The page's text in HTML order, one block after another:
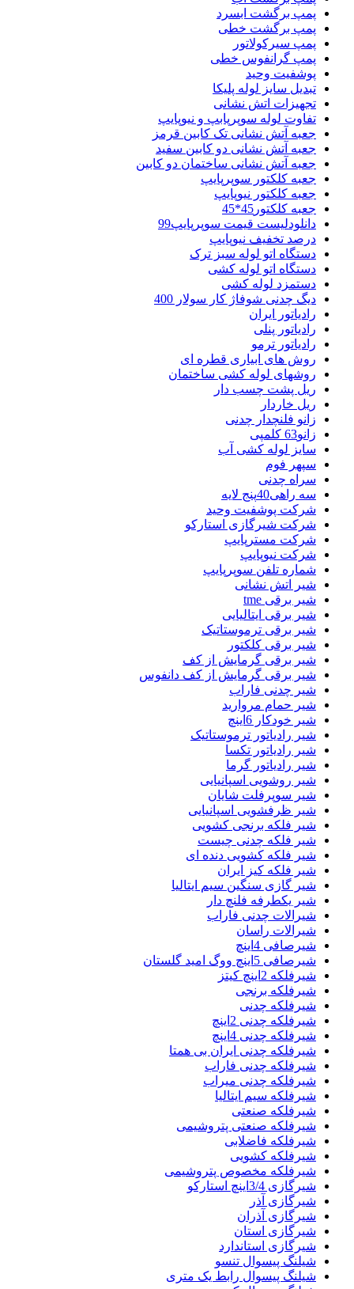
پمپ برگشت ابسرد
پمپ برگشت خطی
پمپ سیرکولاتور
پمپ گرانفوس خطی
پوشفیت وحید
تبدیل سایز لوله پلیکا
تجهیزات اتش نشانی
تفاوت لوله سوپرپابپ و نیوپایپ
جعبه آتش نشانی تک کابین قرمز
جعبه آتش نشانی دو کابین سفید
جعبه آتش نشانی ساختمان دو کابین
جعبه کلکتور سوپرپایپ
جعبه کلکتور نیوپایپ
جعبه کلکتور45*45
دانلودلیست قیمت سوپرپایپ99
درصد تخفیف نیوپایپ
دستگاه اتو لوله سبز ترک
دستگاه اتو لوله کشی
دستمزد لوله کشی
دیگ چدنی شوفاژ کار سولار 400
رادیاتور ایران
رادیاتور پنلی
رادیاتور ترمو
روش های ابیاری قطره ای
روشهای لوله کشی ساختمان
ریل پشت چسب دار
ریل خاردار
زانو فلنچدار چدنی
زانو63 کلمپی
سایز لوله کشی آب
سپهر فوم
سراه چدنی
سه راهی40پنج لایه
شرکت پوشفیت وحید
شرکت شیرگازی استارکو
شرکت مسترپایپ
شرکت نیوپایپ
شماره تلفن سوپرپایپ
شیر اتش نشانی
شیر برقی tme
شیر برقی ایتالیایی
شیر برقی ترموستاتیک
شیر برقی کلکتور
شیر برقی گرمایش از کف
شیر برقی گرمایش از کف دانفوس
شیر چدنی فاراب
شیر حمام مروارید
شیر خودکار 6اینچ
شیر رادیاتور ترموستاتیک
شیر رادیاتور تکسا
شیر رادیاتور گرما
شیر روشویی اسپانیایی
شیر سوپرفلت شایان
شیر ظرفشویی اسپانیایی
شیر فلکه برنجی کشویی
شیر فلکه چدنی چیست
شیر فلکه کشویی دنده ای
شیر فلکه کیز ایران
شیر گازی سنگین سیم ایتالیا
شیر یکطرفه فلنچ دار
شیرالات چدنی فاراب
شیرالات راسان
شیرصافی 4اینچ
شیرصافی 5اینچ ووگ امید گلستان
شیرفلکه 2اینچ کیتز
شیرفلکه برنجی
شیرفلکه چدنی
شیرفلکه چدنی 2اینچ
شیرفلکه چدنی 4اینچ
شیرفلکه چدنی ایران بی همتا
شیرفلکه چدنی فاراب
شیرفلکه چدنی میراب
شیرفلکه سیم ایتالیا
شیرفلکه صنعتی
شیرفلکه صنعتی پتروشیمی
شیرفلکه فاضلابی
شیرفلکه کشویی
شیرفلکه مخصوص پتروشیمی
شیرگازی 3/4اینچ استارکو
شیرگازی آذر
شیرگازی آذران
شیرگازی استان
شیرگازی استاندارد
شیلنگ پیسوال تنسو
شیلنگ پیسوال رابط یک متری